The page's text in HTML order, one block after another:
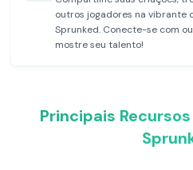
outros jogadores na vibrante
Sprunked. Conecte-se com
mostre seu talento!
Principais